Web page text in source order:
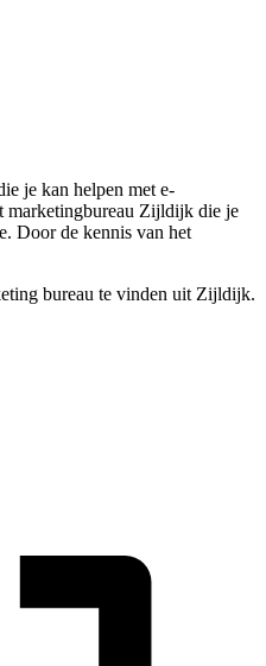
je kan helpen met e-
marketingbureau Zijldijk die je
Door de kennis van het
bureau te vinden uit Zijldijk.